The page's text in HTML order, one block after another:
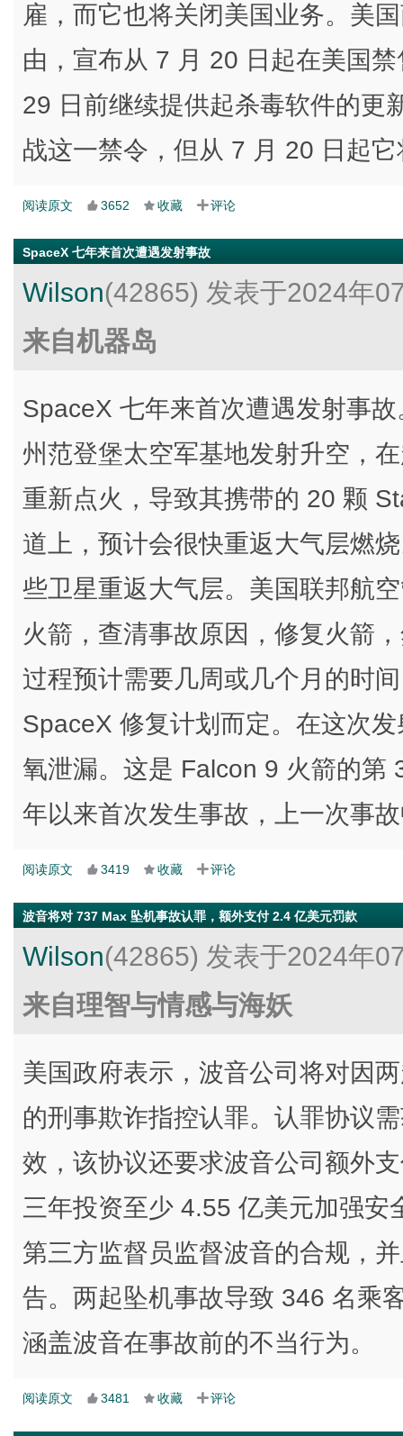
雇，而它也将关闭美国业务。美
由，宣布从 7 月 20 日起在美国
29 日前继续提供起杀毒软件的更
战这一禁令，但从 7 月 20 日起
阅读原文 3652 收藏 评论
SpaceX 七年来首次遭遇发射事故
Wilson(42865) 发表于2024年
来自机器岛
SpaceX 七年来首次遭遇发射事
州范登堡太空军基地发射升空，
重新点火，导致其携带的 20 颗
道上，预计会很快重返大气层燃
些卫星重返大气层。美国联邦航
火箭，查清事故原因，修复火箭
过程预计需要几周或几个月的时
SpaceX 修复计划而定。在这次
氧泄漏。这是 Falcon 9 火箭的第
年以来首次发生事故，上一次事
阅读原文 3419 收藏 评论
波音将对 737 Max 坠机事故认罪，额外支付 2.4 亿美元罚款
Wilson(42865) 发表于2024年
来自理智与情感与海妖
美国政府表示，波音公司将对因
的刑事欺诈指控认罪。认罪协议
效，该协议还要求波音公司额外
三年投资至少 4.55 亿美元加强
第三方监督员监督波音的合规，
告。两起坠机事故导致 346 名乘
涵盖波音在事故前的不当行为。
阅读原文 3481 收藏 评论